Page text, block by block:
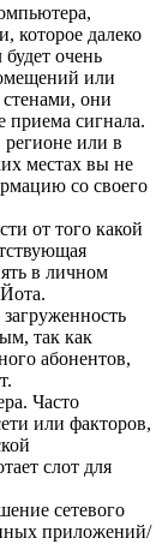
которое далеко
очень
или
они
приема сигнала.
или в
местах вы не
со своего
от того какой
в личном
так как
абонентов,
Часто
или факторов,
слот для
сетевого
приложений/